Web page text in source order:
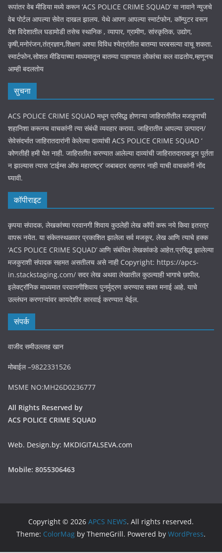
रूपांतर वेब मीडिया मध्ये करून ‘ACS POLICE CRIME SQUAD’ या नावाने न्युजचे
वेब पोर्टल आपल्या सेवेत दाखल झालय. येथे आपण आपल्या स्मार्टफोन, कॉम्पुटर वरून
देश विदेशातील घडामोडी तसेच स्थानिक , व्यापार, ग्रामीण, सांस्कृतिक, उद्योग,
कृषी,मनोरंजन,तंत्रज्ञान,शिक्षण अश्या विविध श्येत्रांतील बातम्या घरबसल्या वाचू शकता.
स्मार्टफोन,सोशल मीडियाच्या माध्यमातून बातम्या पाहण्यात लोकांचा कल वाढतोय,म्हणूनच
आम्ही बदलतोय
सुचना
ACS POLICE CRIME SQUAD मधून प्रसिद्ध होणाऱ्या जाहिरातीतील मजकुराची
शहानिशा करूनच वाचकांनी त्या संबंधी व्यवहार करावा. जाहिरातीत आपल्या उत्पादन/
सेवेसंदर्भात जाहिरातदारांनी केलेल्या दाव्यांची ACS POLICE CRIME SQUAD ‘
कोणतीही हमी घेत नाही. जाहिरातीत करण्यात आलेल्या दाव्यांची जाहिरातदाराकडून पूर्तता
न झाल्यास त्यास ‘टाईम्स ऑफ महाराष्ट्र’ जबाबदार राहणार नाही याची वाचकांनी नोंद
घ्यावी.
कॉपीराइट
कृपया संपादक, लेखकांच्या परवानगी शिवाय कुठलेही लेख कॉपी करू नये किवा इतरत्र
वापरू नयेत. या संकेतस्थळावर प्रकाशित झालेला सर्व मजकूर, लेख आणि त्याचे हक्क
‘ACS POLICE CRIME SQUAD’ आणि संबंधित लेखकांकडे आहेत.प्रसिद्ध झालेल्या
मजकुराशी संपादक सहमत असतीलच असे नाही Copyright: https://apcs-
in.stackstaging.com/ सदर लेख अथवा लेखातील कुठल्याही भागाचे छापील,
इलेक्ट्रॉनिक माध्यमात परवानगीशिवाय पुनर्मुद्रण करण्यास सक्त मनाई आहे. याचे
उल्लंघन करणाऱ्यांवर कायदेशीर कारवाई करण्यात येईल.
संपर्क
वाजीद समीउल्लाह खान
मोबाईल –9822331526
MSME NO:MH26D0236777
All Rights Reserved by
ACS POLICE CRIME SQUAD
Web. Design.by: MKDIGITALSEVA.com
Mobile: 8055306463
Copyright © 2026 APCS NEWS. All rights reserved.
Theme: ColorMag by ThemeGrill. Powered by WordPress.